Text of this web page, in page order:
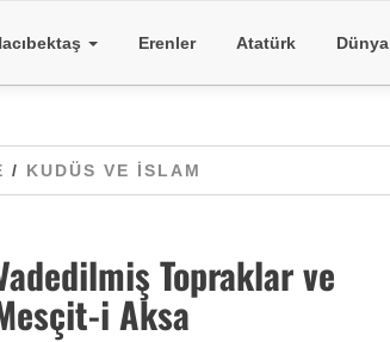
Erenler Atatürk Dünya
/ KUDÜS VE İSLAM
Topraklar ve
i Aksa